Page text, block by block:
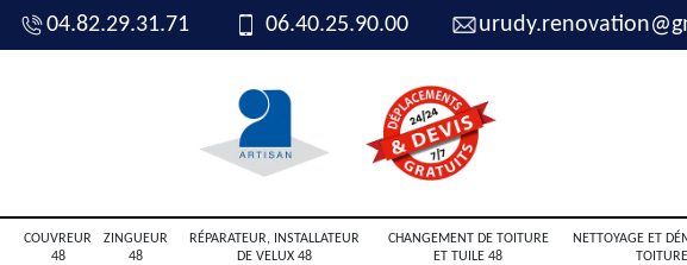
04.82.29.31.71 06.40.25.90.00
COUVREUR
48
ZINGUEUR
48
RÉPARATEUR, INSTALLATEUR
DE VELUX 48
CHANGEMENT DE TOITURE
ET TUILE 48
NETTOYAGE ET